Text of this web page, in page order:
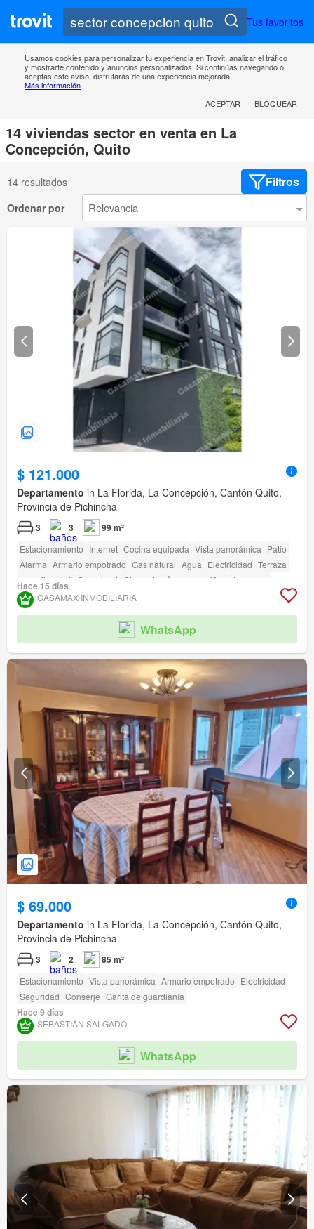
Tus favoritos
Usamos cookies para personalizar tu experiencia en Trovit, analizar el tráfico
y mostrarte contenido y anuncios personalizados. Si continúas navegando o
aceptas este aviso, disfrutarás de una experiencia mejorada.
Más información
ACEPTAR
BLOQUEAR
14 viviendas sector en venta en La
Concepción, Quito
14 resultados Filtros
Ordenar por
$ 121.000
Departamento in La Florida, La Concepción, Cantón Quito,
Provincia de Pichincha
3 3 99 m²
Estacionamiento Internet Cocina equipada Vista panorámica Patio
Alarma Armario empotrado Gas natural Agua Electricidad Terraza
amenity_wi_fi Seguridad Gimnasio Área para niños
Ascensor
Jardín Conserje Parrilla Garita de guardianía
Acceso para personas con discapacidad
Hace 15 días
CASAMAX INMOBILIARIA
WhatsApp
$ 69.000
Departamento in La Florida, La Concepción, Cantón Quito,
Provincia de Pichincha
3 2 85 m²
Estacionamiento Vista panorámica Armario empotrado Electricidad
Seguridad Conserje Garita de guardianía
Hace 9 días
SEBASTIÁN SALGADO
WhatsApp